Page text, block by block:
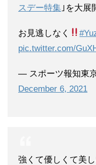
スデー特集 ｣を大展
お見逃しなく
pic.twitter.com/
— スポーツ報知東
December 6, 2021
強くて優しくて美